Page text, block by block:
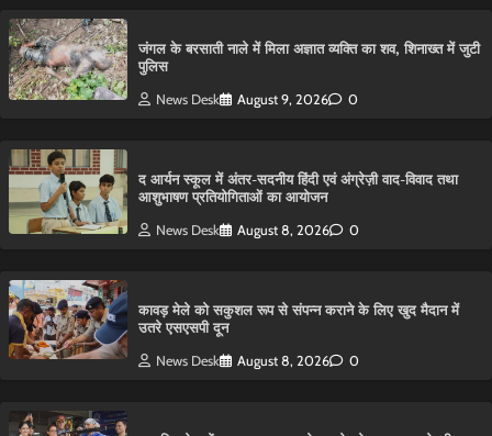
​जंगल के बरसाती नाले में मिला अज्ञात व्यक्ति का शव, शिनाख्त में जुटी
पुलिस
News Desk August 9, 2026 0
द आर्यन स्कूल में अंतर-सदनीय हिंदी एवं अंग्रेज़ी वाद-विवाद तथा
आशुभाषण प्रतियोगिताओं का आयोजन
News Desk August 8, 2026 0
कावड़ मेले को सकुशल रूप से संपन्न कराने के लिए खुद मैदान में
उतरे एसएसपी दून
News Desk August 8, 2026 0